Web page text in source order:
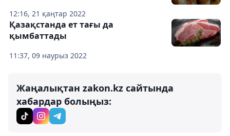
12:16, 21 қаңтар 2022
11:37, 09 наурыз 2022
Қазақстанда ет тағы да
қымбаттады
Жаңалықтан zakon.kz сайтында
хабардар болыңыз: